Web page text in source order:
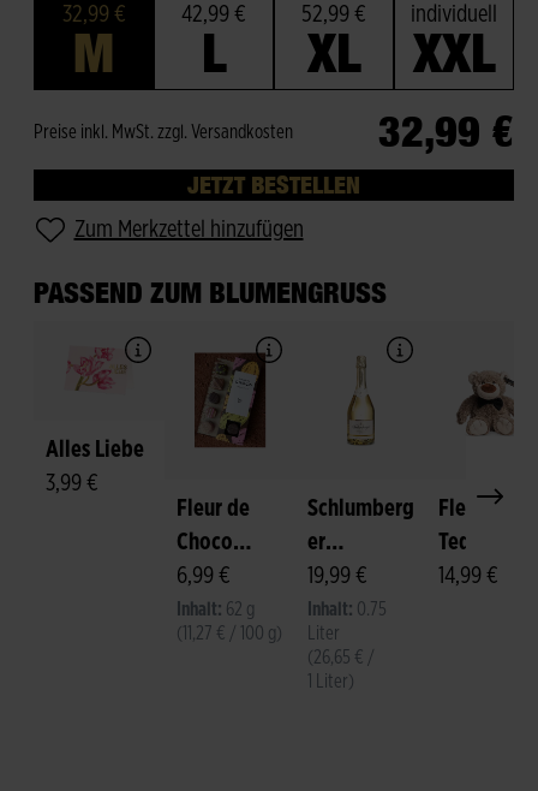
32,99 €
M
42,99 €
L
52,99 €
XL
individuell
XXL
32,99 €
Preise inkl. MwSt. zzgl. Versandkosten
JETZT BESTELLEN
Zum Merkzettel hinzufügen
PASSEND ZUM BLUMENGRUSS
Alles Liebe
3,99 €
Fleur de
Choco
Pralinen
6,99 €
Inhalt: 62 g
(11,27 € / 100 g)
Schlumberg
er
Sparkling
Brut
19,99 €
Inhalt: 0.75
Liter
(26,65 € /
1 Liter)
Fleurop-
Teddy
"Felix"
14,99 €